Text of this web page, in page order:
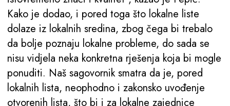
Kako je dodao, i pored toga što lokalne liste
dolaze iz lokalnih sredina, zbog čega bi trebalo
da bolje poznaju lokalne probleme, do sada se
nisu vidjela neka konkretna rješenja koja bi mogle
ponuditi. Naš sagovornik smatra da je, pored
lokalnih lista, neophodno i zakonsko uvođenje
otvorenih lista, što bi i za lokalne zajednice